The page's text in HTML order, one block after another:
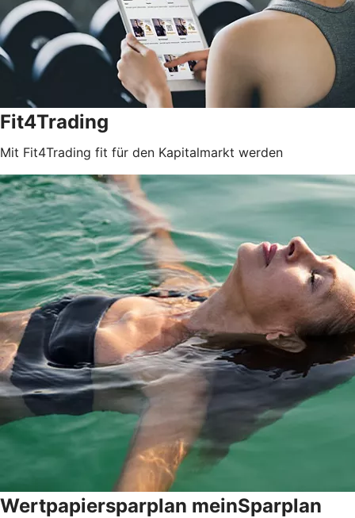
Fit4Trading
Mit Fit4Trading fit für den Kapitalmarkt werden
Wertpapiersparplan meinSparplan